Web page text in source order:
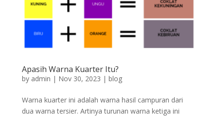
Apasih Warna Kuarter Itu?
by admin | Nov 30, 2023 | blog
Warna kuarter ini adalah warna hasil campuran dari
dua warna tersier. Artinya turunan warna ketiga ini